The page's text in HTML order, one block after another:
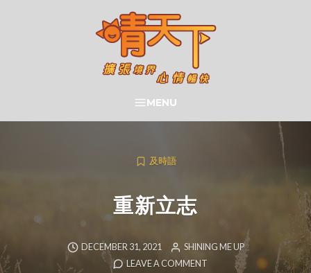
晴天下 SHININGMEUP
SEARCH
MENU
及時語
重新立志
DECEMBER 31, 2021
SHINING ME UP
LEAVE A COMMENT